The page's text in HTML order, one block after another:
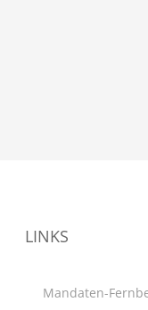
LINKS
Mandaten-